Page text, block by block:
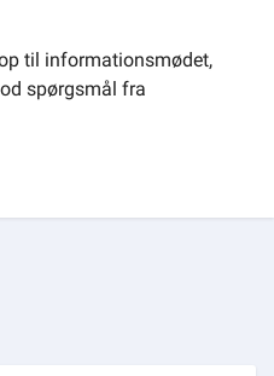
til informationsmødet,
spørgsmål fra